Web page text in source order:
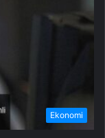
Ekonomi